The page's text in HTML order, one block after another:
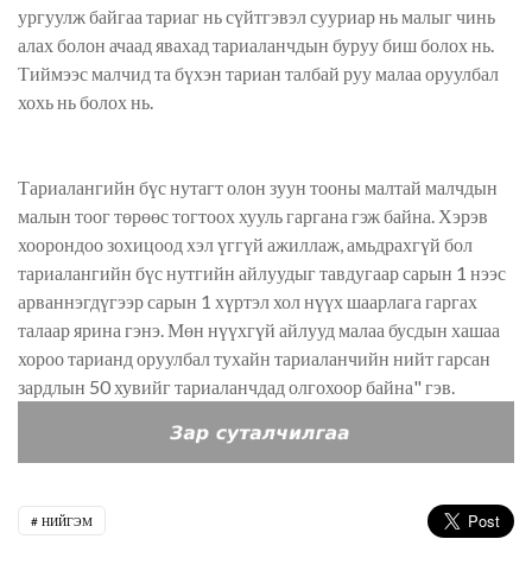
ургуулж байгаа тариаг нь сүйтгэвэл сууриар нь малыг чинь
алах болон ачаад явахад тариаланчдын буруу биш болох нь.
Тиймээс малчид та бүхэн тариан талбай руу малаа оруулбал
хохь нь болох нь.
Тариалангийн бүс нутагт олон зуун тооны малтай малчдын
малын тоог төрөөс тогтоох хууль гаргана гэж байна. Хэрэв
хоорондоо зохицоод хэл үггүй ажиллаж, амьдрахгүй бол
тариалангийн бүс нутгийн айлуудыг тавдугаар сарын 1 нээс
арваннэгдүгээр сарын 1 хүртэл хол нүүх шаарлага гаргах
талаар ярина гэнэ. Мөн нүүхгүй айлууд малаа бусдын хашаа
хороо тарианд оруулбал тухайн тариаланчийн нийт гарсан
зардлын 50 хувийг тариаланчдад олгохоор байна" гэв.
НИЙГЭМ